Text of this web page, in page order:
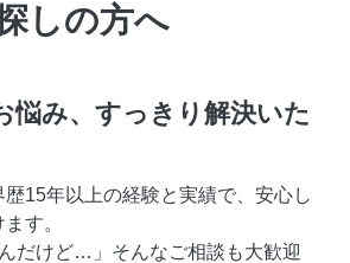
しの方へ
悩み、すっきり解決いた
15年以上の経験と実績で、安心し
す。
んだけど…」そんなご相談も大歓迎